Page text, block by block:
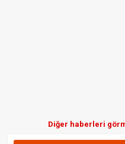
Diğer haberleri